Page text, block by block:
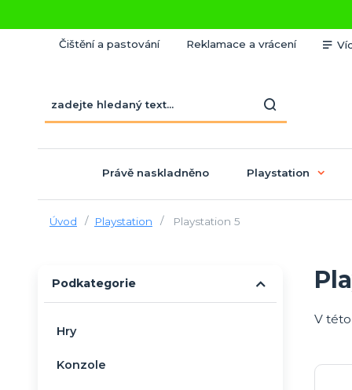
Čištění a pastování Reklamace a vrácení
Právě naskladněno Playstation
Úvod Playstation Playstation 5
V
Podkategorie
Hry
Konzole